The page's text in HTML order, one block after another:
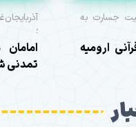
جسارت به
ارومیه
؛
تمدنی